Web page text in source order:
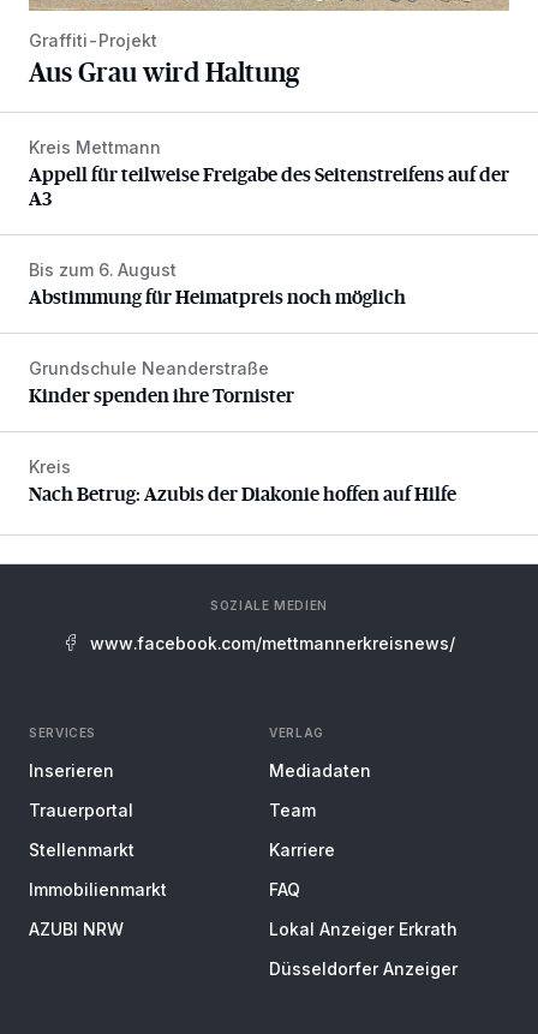
Graffiti-Projekt
Aus Grau wird Haltung
Appell für teilweise Freigabe des Seitenstreifens auf der A3
Kreis Mettmann
Appell für teilweise Freigabe des Seitenstreifens auf der
A3
Abstimmung für Heimatpreis noch möglich
Bis zum 6. August
Abstimmung für Heimatpreis noch möglich
Kinder spenden ihre Tornister
Grundschule Neanderstraße
Kinder spenden ihre Tornister
Nach Betrug: Azubis der Diakonie hoffen auf Hilfe
Kreis
Nach Betrug: Azubis der Diakonie hoffen auf Hilfe
SOZIALE MEDIEN
www.facebook.com/mettmannerkreisnews/
SERVICES
Inserieren
Trauerportal
Stellenmarkt
Immobilienmarkt
AZUBI NRW
VERLAG
Mediadaten
Team
Karriere
FAQ
Lokal Anzeiger Erkrath
Düsseldorfer Anzeiger